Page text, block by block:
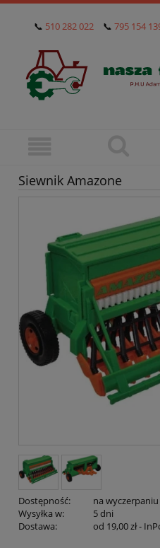
📞 510 282 022 📞 795 154
Siewnik Amazone
Dostępność:
na wyczerpaniu
Wysyłka w:
5 dni
Dostawa:
od 19,00 zł-
Cena nie zawiera